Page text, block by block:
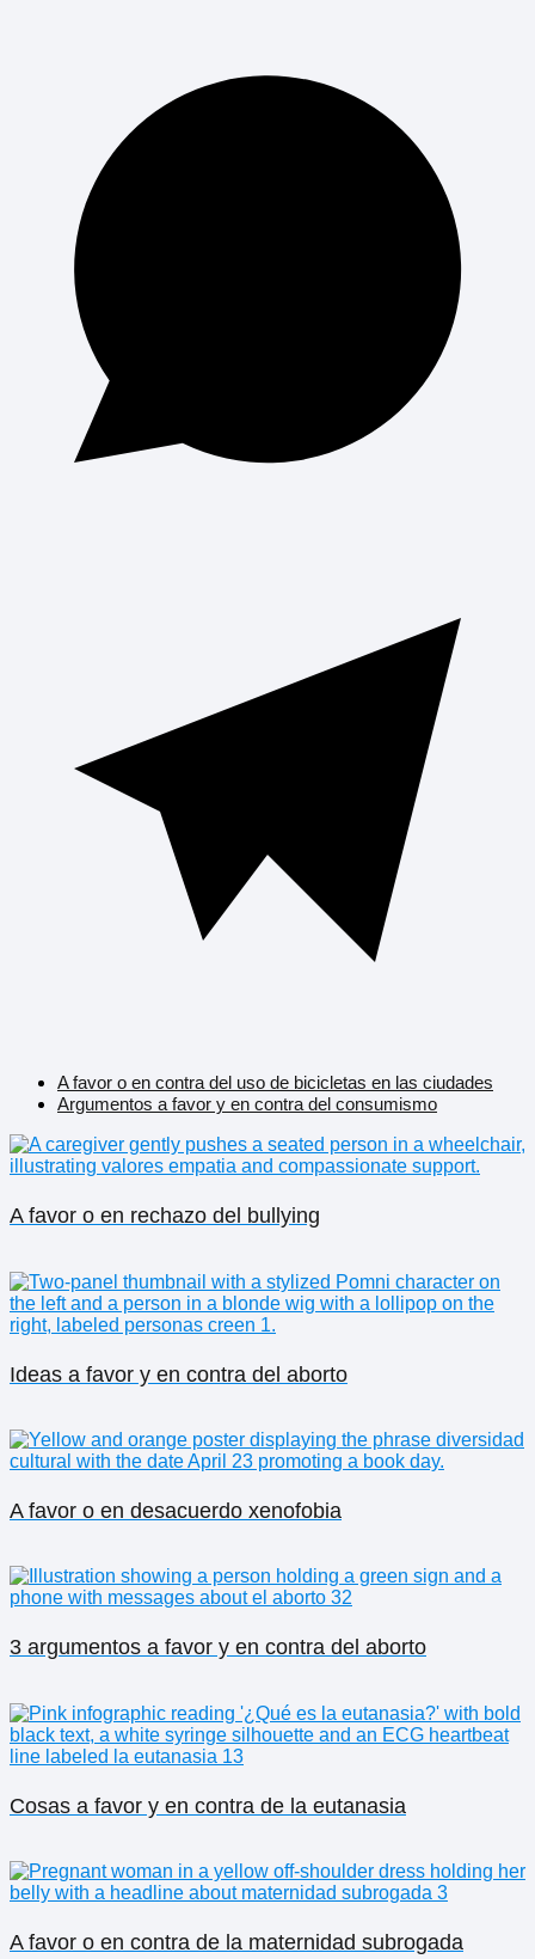
A favor o en contra del uso de bicicletas en las ciudades
Argumentos a favor y en contra del consumismo
A favor o en rechazo del bullying
Ideas a favor y en contra del aborto
A favor o en desacuerdo xenofobia
3 argumentos a favor y en contra del aborto
Cosas a favor y en contra de la eutanasia
A favor o en contra de la maternidad subrogada